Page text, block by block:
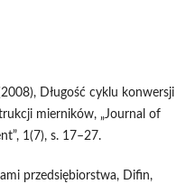
Długość cyklu konwersji
mierników, „Journal of
1(7), s. 17–27.
przedsiębiorstwa, Difin,